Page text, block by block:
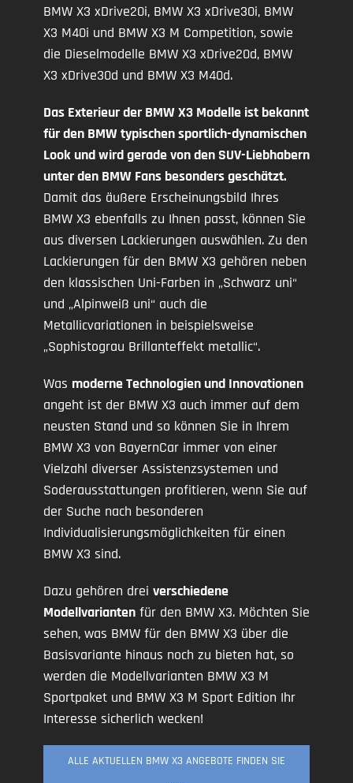
BMW X3 xDrive20i, BMW X3 xDrive30i, BMW
X3 M40i und BMW X3 M Competition, sowie
die Dieselmodelle BMW X3 xDrive20d, BMW
X3 xDrive30d und BMW X3 M40d.
Das Exterieur der BMW X3 Modelle ist bekannt
für den BMW typischen sportlich-dynamischen
Look und wird gerade von den SUV-Liebhabern
unter den BMW Fans besonders geschätzt.
Damit das äußere Erscheinungsbild Ihres
BMW X3 ebenfalls zu Ihnen passt, können Sie
aus diversen Lackierungen auswählen. Zu den
Lackierungen für den BMW X3 gehören neben
den klassischen Uni-Farben in „Schwarz uni“
und „Alpinweiß uni“ auch die
Metallicvariationen in beispielsweise
„Sophistograu Brillanteffekt metallic“.
Was moderne Technologien und Innovationen
angeht ist der BMW X3 auch immer auf dem
neusten Stand und so können Sie in Ihrem
BMW X3 von BayernCar immer von einer
Vielzahl diverser Assistenzsystemen und
Soderausstattungen profitieren, wenn Sie auf
der Suche nach besonderen
Individualisierungsmöglichkeiten für einen
BMW X3 sind.
Dazu gehören drei verschiedene
Modellvarianten für den BMW X3. Möchten Sie
sehen, was BMW für den BMW X3 über die
Basisvariante hinaus noch zu bieten hat, so
werden die Modellvarianten BMW X3 M
Sportpaket und BMW X3 M Sport Edition Ihr
Interesse sicherlich wecken!
ALLE AKTUELLEN BMW X3 ANGEBOTE FINDEN SIE